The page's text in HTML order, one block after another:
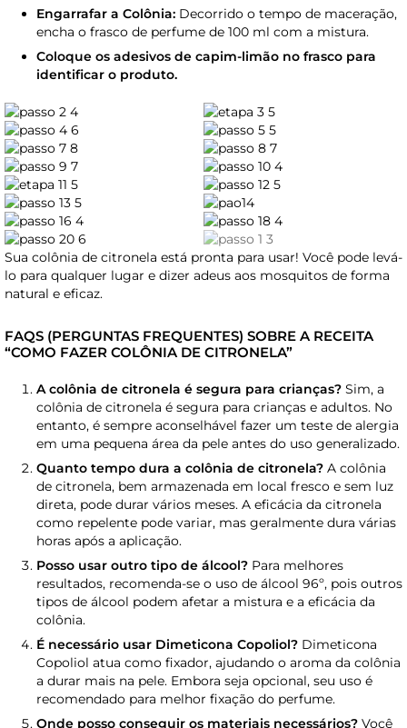
Engarrafar a Colônia: Decorrido o tempo de maceração,
encha o frasco de perfume de 100 ml com a mistura.
Coloque os adesivos de capim-limão no frasco para
identificar o produto.
Sua colônia de citronela está pronta para usar! Você pode levá-
lo para qualquer lugar e dizer adeus aos mosquitos de forma
natural e eficaz.
FAQS (PERGUNTAS FREQUENTES) SOBRE A RECEITA
“COMO FAZER COLÔNIA DE CITRONELA”
A colônia de citronela é segura para crianças? Sim, a
colônia de citronela é segura para crianças e adultos. No
entanto, é sempre aconselhável fazer um teste de alergia
em uma pequena área da pele antes do uso generalizado.
Quanto tempo dura a colônia de citronela? A colônia
de citronela, bem armazenada em local fresco e sem luz
direta, pode durar vários meses. A eficácia da citronela
como repelente pode variar, mas geralmente dura várias
horas após a aplicação.
Posso usar outro tipo de álcool? Para melhores
resultados, recomenda-se o uso de álcool 96º, pois outros
tipos de álcool podem afetar a mistura e a eficácia da
colônia.
É necessário usar Dimeticona Copoliol? Dimeticona
Copoliol atua como fixador, ajudando o aroma da colônia
a durar mais na pele. Embora seja opcional, seu uso é
recomendado para melhor fixação do perfume.
Onde posso conseguir os materiais necessários? Você